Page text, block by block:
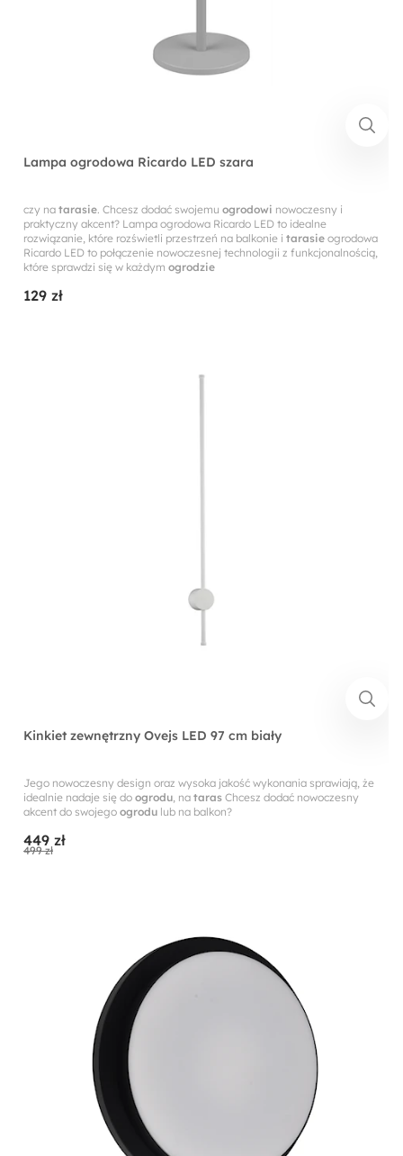
Lampa ogrodowa Ricardo LED szara
czy na tarasie. Chcesz dodać swojemu ogrodowi nowoczesny i
praktyczny akcent? Lampa ogrodowa Ricardo LED to idealne
rozwiązanie, które rozświetli przestrzeń na balkonie i tarasie ogrodowa
Ricardo LED to połączenie nowoczesnej technologii z funkcjonalnością,
które sprawdzi się w każdym ogrodzie
129 zł
Kinkiet zewnętrzny Ovejs LED 97 cm biały
Jego nowoczesny design oraz wysoka jakość wykonania sprawiają, że
idealnie nadaje się do ogrodu, na taras Chcesz dodać nowoczesny
akcent do swojego ogrodu lub na balkon?
449 zł
499 zł